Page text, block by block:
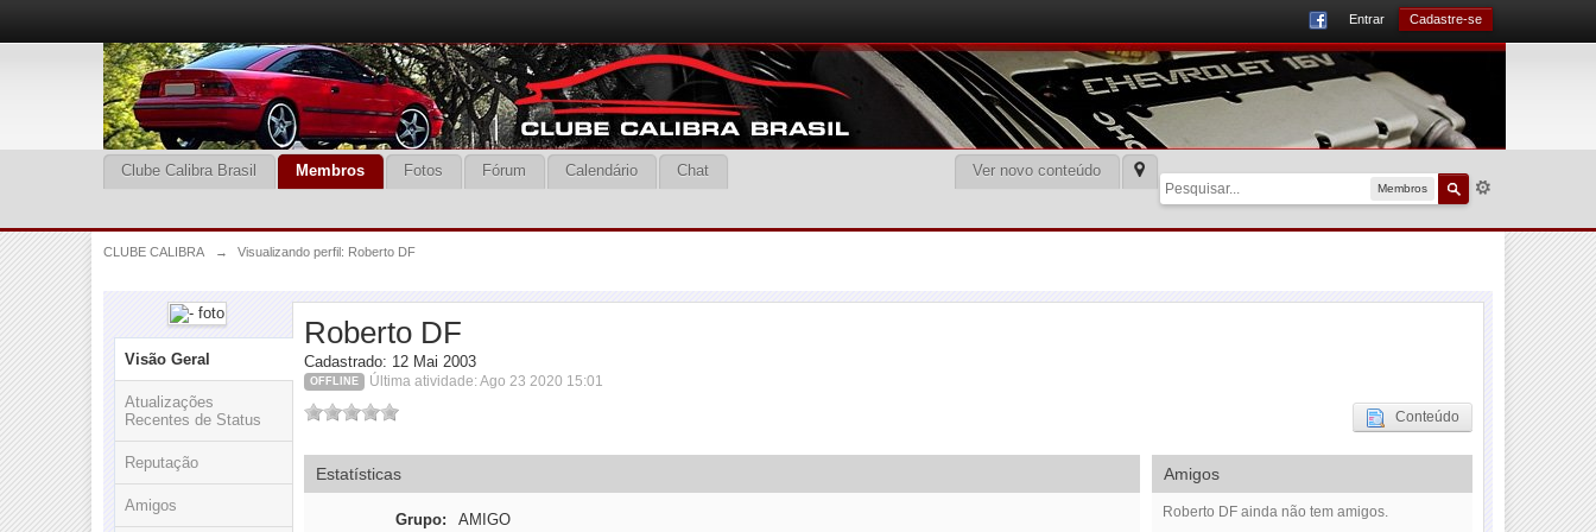
Entrar Cadastre-se
Membros
Ver novo conteúdo
Clube Calibra Brasil Membros Fotos Fórum Calendário Chat
CLUBE CALIBRA → Visualizando perfil: Roberto DF
Visão Geral
Atualizações
Recentes de Status
Reputação
Amigos
Roberto DF
Cadastrado: 12 Mai 2003
OFFLINE Última atividade: Ago 23 2020 15:01
Conteúdo
Estatísticas
Grupo:
AMIGO
Amigos
Roberto DF ainda não tem amigos.